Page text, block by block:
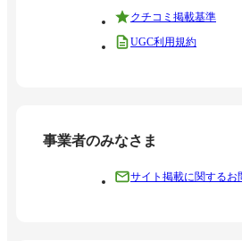
クチコミ掲載基準
UGC利用規約
事業者のみなさま
サイト掲載に関するお